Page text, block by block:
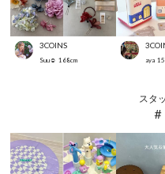
3COINS
Suu☺︎ 168cm aya
スタ